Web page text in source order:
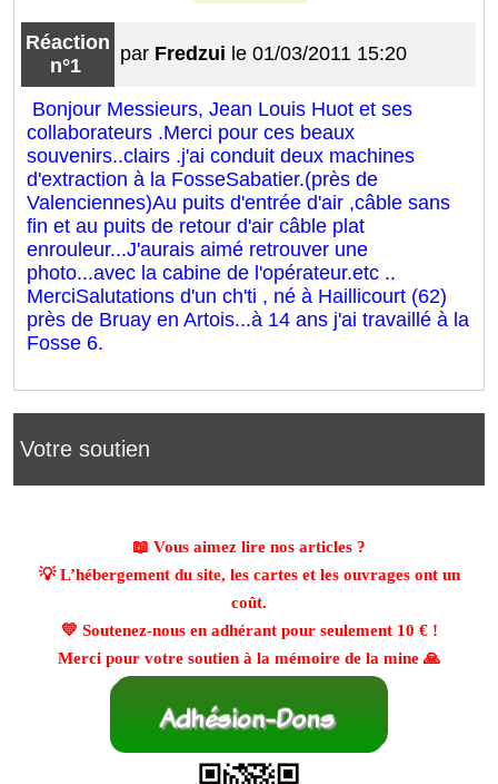
Votre soutien
📖 Vous aimez lire nos articles ?
💡 L’hébergement du site, les cartes et les ouvrages ont un
coût.
💛 Soutenez-nous en adhérant pour seulement 10 €!
Merci pour votre soutien à la mémoire de la mine 🙏
Réaction
n°1
par Fredzui le 01/03/2011 15:20
Bonjour Messieurs, Jean Louis Huot et ses
collaborateurs .Merci pour ces beaux
souvenirs..clairs .j'ai conduit deux machines
d'extraction à la FosseSabatier.(près de
Valenciennes)Au puits d'entrée d'air ,câble sans
fin et au puits de retour d'air câble plat
enrouleur...J'aurais aimé retrouver une
photo...avec la cabine de l'opérateur.etc ..
MerciSalutations d'un ch'ti , né à Haillicourt (62)
près de Bruay en Artois...à 14 ans j'ai travaillé à la
Fosse 6.